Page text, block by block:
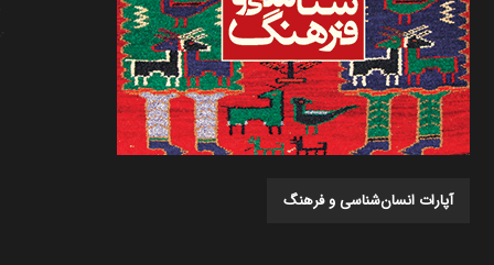
آپارات انسان‌شناسی و فرهنگ